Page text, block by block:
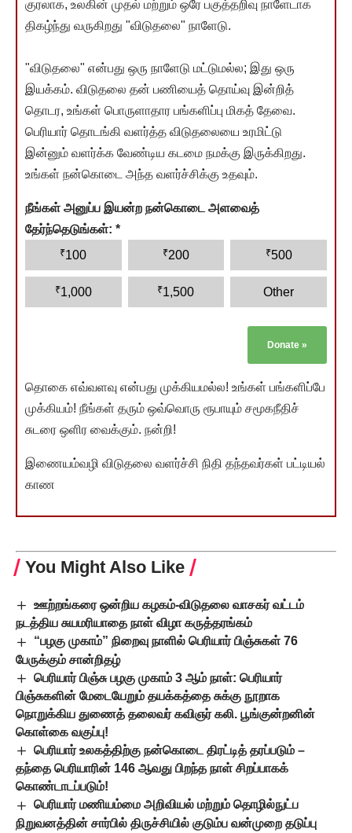
குரலாக, உலகின் முதல் மற்றும் ஒரே பகுத்தறிவு நாளேடாக
திகழ்ந்து வருகிறது "விடுதலை" நாளேடு.
"விடுதலை" என்பது ஒரு நாளேடு மட்டுமல்ல; இது ஒரு
இயக்கம். விடுதலை தன் பணியைத் தொய்வு இன்றித்
தொடர, உங்கள் பொருளாதார பங்களிப்பு மிகத் தேவை.
பெரியார் தொடங்கி வளர்த்த விடுதலையை உரமிட்டு
இன்னும் வளர்க்க வேண்டிய கடமை நமக்கு இருக்கிறது.
உங்கள் நன்கொடை அந்த வளர்ச்சிக்கு உதவும்.
நீங்கள் அனுப்ப இயன்ற நன்கொடை அளவைத்
தேர்ந்தெடுங்கள்: *
₹100 ₹200 ₹500
₹1,000 ₹1,500 Other
Donate »
தொகை எவ்வளவு என்பது முக்கியமல்ல! உங்கள் பங்களிப்பே
முக்கியம்! நீங்கள் தரும் ஒவ்வொரு ரூபாயும் சமூகநீதிச்
சுடரை ஒளிர வைக்கும். நன்றி!
இணையம்வழி விடுதலை வளர்ச்சி நிதி தந்தவர்கள் பட்டியல்
காண
You Might Also Like
ஊற்றங்கரை ஒன்றிய கழகம்-விடுதலை வாசகர் வட்டம்
நடத்திய சுயமரியாதை நாள் விழா கருத்தரங்கம்
“பழகு முகாம்” நிறைவு நாளில் பெரியார் பிஞ்சுகள் 76
பேருக்கும் சான்றிதழ்
பெரியார் பிஞ்சு பழகு முகாம் 3 ஆம் நாள்: பெரியார்
பிஞ்சுகளின் மேடையேறும் தயக்கத்தை சுக்கு நூறாக
நொறுக்கிய துணைத் தலைவர் கவிஞர் கலி. பூங்குன்றனின்
கொள்கை வகுப்பு!
பெரியார் உலகத்திற்கு நன்கொடை திரட்டித் தரப்படும் –
தந்தை பெரியாரின் 146 ஆவது பிறந்த நாள் சிறப்பாகக்
கொண்டாடப்படும்!
பெரியார் மணியம்மை அறிவியல் மற்றும் தொழில்நுட்ப
நிறுவனத்தின் சார்பில் திருச்சியில் குடும்ப வன்முறை தடுப்பு